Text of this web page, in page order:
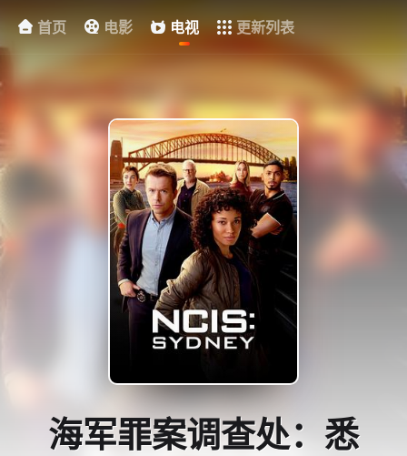
首页 电影 电视 更新列表
海军罪案调查处：悉